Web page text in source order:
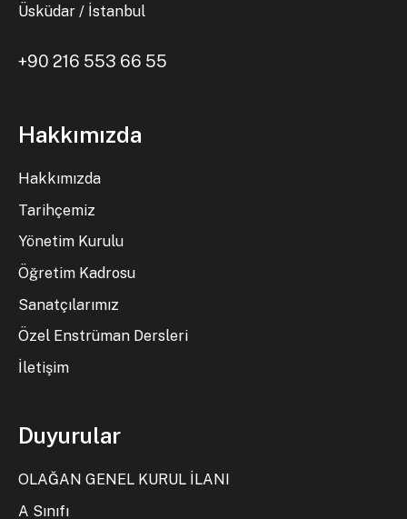
Üsküdar / İstanbul
+90 216 553 66 55
Hakkımızda
Hakkımızda
Tarihçemiz
Yönetim Kurulu
Öğretim Kadrosu
Sanatçılarımız
Özel Enstrüman Dersleri
İletişim
Duyurular
OLAĞAN GENEL KURUL İLANI
A Sınıfı